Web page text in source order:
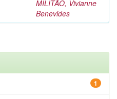
MILITÃO, Vivianne
Benevides
1